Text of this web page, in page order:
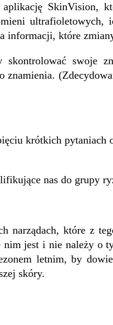
aplikację SkinVision,
ultrafioletowych,
informacji, które
swoje
znamienia.
krótkich pytaniach
nas do grupy
narządach, które z
jest i nie należy o
letnim, by
skóry.